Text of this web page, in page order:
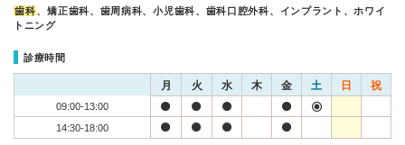
歯科、矯正歯科、歯周病科、小児歯科、歯科口腔外科、インプラント、ホワイ
トニング
診療時間
月 火 水 木 金 土 日 祝
09:00-13:00
14:30-18:00